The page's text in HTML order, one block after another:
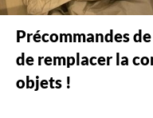
Précommandes
de remplacer la
objets !